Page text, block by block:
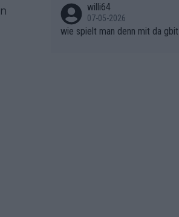
hen. (gregmann)
willi64
07-05-2026
wie spielt man denn mit da